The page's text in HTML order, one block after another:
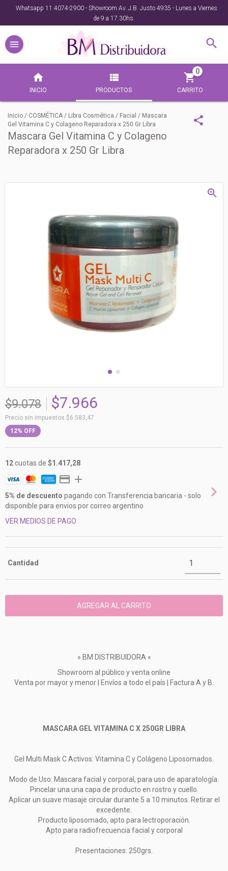
Whatsapp 11 4074-2900 - Showroom Av. J.B. Justo 4935 - Lunes a Viernes
de 9 a 17.30hs.
INICIO PRODUCTOS CARRITO
0
Inicio / COSMÉTICA / Libra Cosmética / Facial / Mascara
Gel Vitamina C y Colageno Reparadora x 250 Gr Libra
Mascara Gel Vitamina C y Colageno
Reparadora x 250 Gr Libra
$9.078 $7.966
Precio sin impuestos $6.583,47
12% OFF
12cuotas de $1.417,28
5% de descuento pagando con Transferencia bancaria - solo
disponible para envios por correo argentino
VER MEDIOS DE PAGO
Cantidad
» BM DISTRIBUIDORA «
Showroom al público y venta online
Venta por mayor y menor | Envíos a todo el país | Factura A y B.
MASCARA GEL VITAMINA C X 250GR LIBRA
Gel Multi Mask C Activos: Vitamina C y Colágeno Liposomados.
Modo de Uso: Mascara facial y corporal, para uso de aparatología.
Pincelar una una capa de producto en rostro y cuello.
Aplicar un suave masaje circular durante 5 a 10 minutos. Retirar el
excedente.
Producto liposomado, apto para lectroporación.
Apto para radiofrecuencia facial y corporal
Presentaciones: 250grs.